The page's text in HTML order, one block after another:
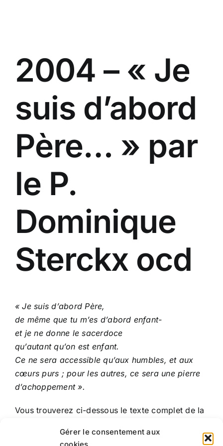
Gérer le consentement aux
2004 – « Je
suis d’abord
Père… » par
le P.
Dominique
Sterckx ocd
« Je suis d’abord Père,
de même que tu m’es d’abord enfant-
et je ne donne le sacerdoce
qu’autant qu’on est enfant.
Ce ne sera accessible qu’aux humbles, et aux
cœurs purs ; pour les autres, ce sera une pierre
d’achoppement ».
Vous trouverez ci-dessous le texte complet de la